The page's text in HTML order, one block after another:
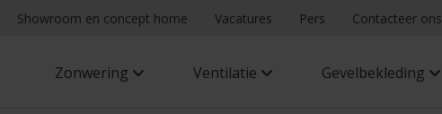
Showroom en concept home Vacatures Pers Contacteer ons
Zonwering Ventilatie Gevelbekleding